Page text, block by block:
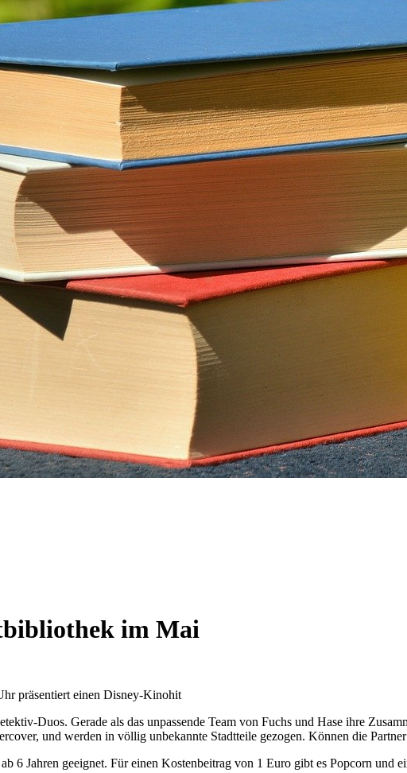
im Mai
präsentiert einen Disney-Kinohit
Duos. Gerade als das unpassende Team von Fuchs und Hase ihre
und werden in völlig unbekannte Stadtteile gezogen. Können die
6 Jahren geeignet. Für einen Kostenbeitrag von 1 Euro gibt es Popcorn und